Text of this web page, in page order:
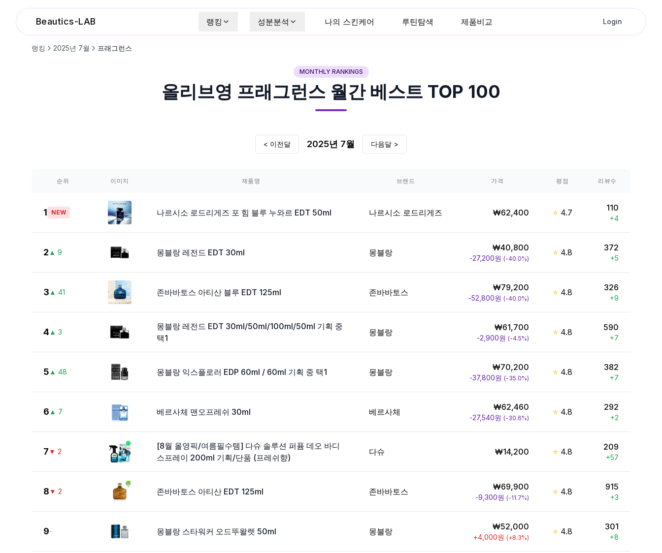
Beautics-LAB 랭킹 성분분석 나의 스킨케어 루틴탐색 제품비교 Login
랭킹 2025년 7월 프래그런스
MONTHLY RANKINGS
올리브영 프래그런스 월간 베스트 TOP 100
< 이전달 2025년 7월 다음달 >
순위 이미지 제품명 브랜드 가격 평점 리뷰수
1 NEW 나르시소 로드리게즈 포 힘 블루 누와르 EDT 50ml 나르시소 로드리게즈 ₩62,400 ⭐ 4.7 110
+4
2 ▲ 9 몽블랑 레전드 EDT 30ml 몽블랑 ₩40,800
-27,200원 (-40.0%)
⭐ 4.8 372
+5
3 ▲ 41 존바바토스 아티산 블루 EDT 125ml 존바바토스 ₩79,200
-52,800원 (-40.0%)
⭐ 4.8 326
+9
4 ▲ 3
몽블랑 레전드 EDT 30ml/50ml/100ml/50ml 기획 중
택1
몽블랑 ₩61,700
-2,900원 (-4.5%)
⭐ 4.8 590
+7
5 ▲ 48 몽블랑 익스플로러 EDP 60ml / 60ml 기획 중 택1 몽블랑 ₩70,200
-37,800원 (-35.0%)
⭐ 4.8 382
+7
6 ▲ 7 베르사체 맨오프레쉬 30ml 베르사체 ₩62,460
-27,540원 (-30.6%)
⭐ 4.8 292
+2
7 ▼ 2
[8월 올영픽/여름필수템] 다슈 솔루션 퍼퓸 데오 바디
스프레이 200ml 기획/단품 (프레쉬향)
다슈 ₩14,200 ⭐ 4.8 209
+57
8 ▼ 2 존바바토스 아티산 EDT 125ml 존바바토스 ₩69,900
-9,300원 (-11.7%)
⭐ 4.8 915
+3
9- 몽블랑 스타워커 오드뚜왈렛 50ml 몽블랑 ₩52,000
+4,000원 (+8.3%)
⭐ 4.8 301
+8